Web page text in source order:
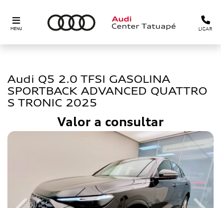
MENU LIGAR
Audi Q5 2.0 TFSI GASOLINA
SPORTBACK ADVANCED QUATTRO
S TRONIC 2025
Valor a consultar